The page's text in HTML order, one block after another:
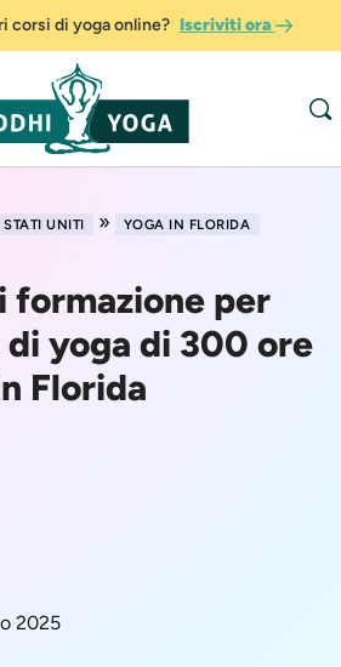
corsi di yoga online? Iscriviti ora
UNITI » YOGA IN FLORIDA
formazione per
yoga di 300 ore
Florida
2025